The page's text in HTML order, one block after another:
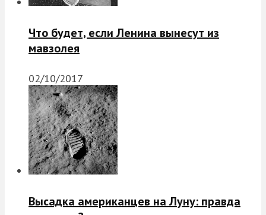
Что будет, если Ленина вынесут из
мавзолея
02/10/2017
Высадка американцев на Луну: правда